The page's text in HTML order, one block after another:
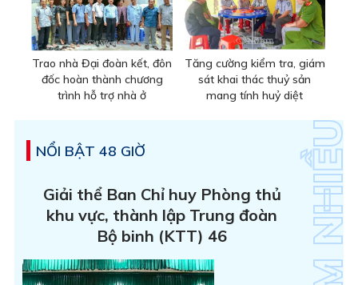
Trao nhà Đại đoàn kết, đôn
đốc hoàn thành chương
trình hỗ trợ nhà ở
Tăng cường kiểm tra, giám
sát khai thác thuỷ sản
mang tính huỷ diệt
NỔI BẬT 48 GIỜ
Giải thể Ban Chỉ huy Phòng thủ
khu vực, thành lập Trung đoàn
Bộ binh (KTT) 46